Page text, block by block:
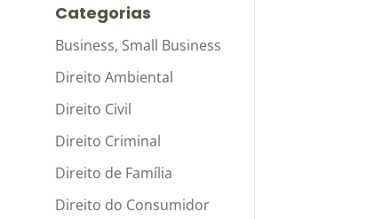
Categorias
Business, Small Business
Direito Ambiental
Direito Civil
Direito Criminal
Direito de Família
Direito do Consumidor